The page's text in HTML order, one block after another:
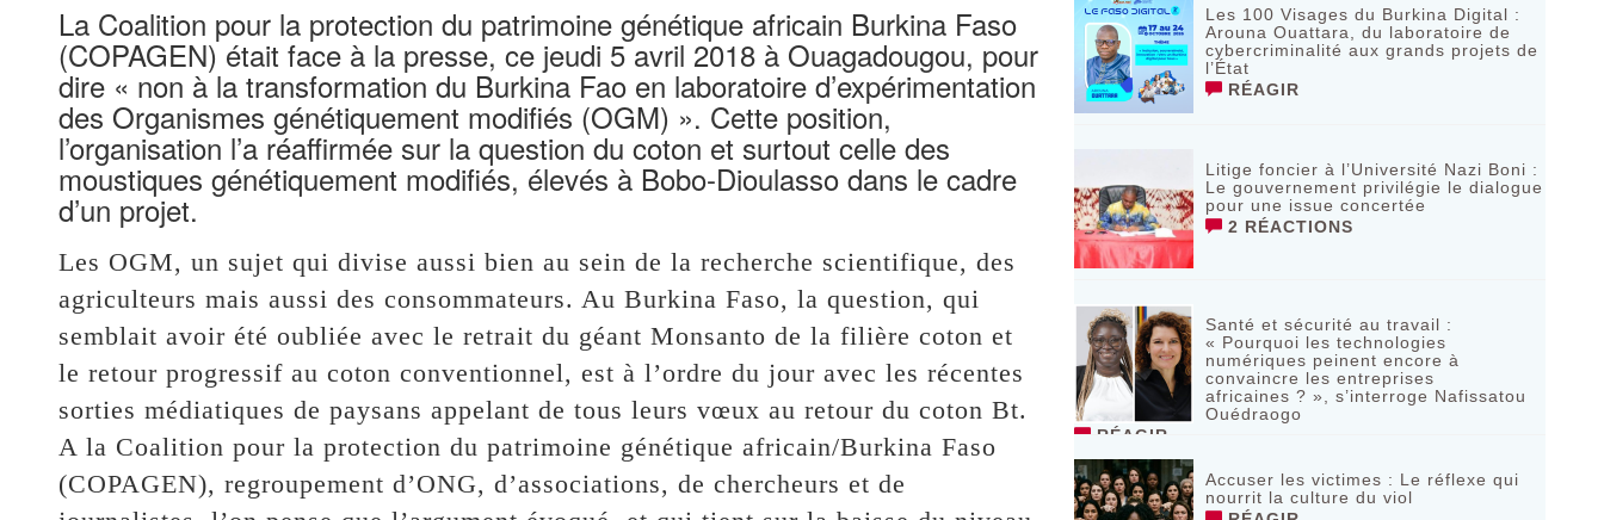
La Coalition pour la protection du patrimoine génétique africain Burkina Faso
(COPAGEN) était face à la presse, ce jeudi 5 avril 2018 à Ouagadougou, pour
dire « non à la transformation du Burkina Fao en laboratoire d’expérimentation
des Organismes génétiquement modifiés (OGM) ». Cette position,
l’organisation l’a réaffirmée sur la question du coton et surtout celle des
moustiques génétiquement modifiés, élevés à Bobo-Dioulasso dans le cadre
d’un projet.
Les OGM, un sujet qui divise aussi bien au sein de la recherche scientifique, des
agriculteurs mais aussi des consommateurs. Au Burkina Faso, la question, qui
semblait avoir été oubliée avec le retrait du géant Monsanto de la filière coton et
le retour progressif au coton conventionnel, est à l’ordre du jour avec les récentes
sorties médiatiques de paysans appelant de tous leurs vœux au retour du coton Bt.
A la Coalition pour la protection du patrimoine génétique africain/Burkina Faso
(COPAGEN), regroupement d’ONG, d’associations, de chercheurs et de
Les 100 Visages du Burkina Digital :
Arouna Ouattara, du laboratoire de
cybercriminalité aux grands projets de
l’État
RÉAGIR
Litige foncier à l’Université Nazi Boni :
Le gouvernement privilégie le dialogue
pour une issue concertée
2 RÉACTIONS
Santé et sécurité au travail :
« Pourquoi les technologies
numériques peinent encore à
convaincre les entreprises
africaines ? », s’interroge Nafissatou
Ouédraogo
RÉAGIR
Accuser les victimes : Le réflexe qui
nourrit la culture du viol